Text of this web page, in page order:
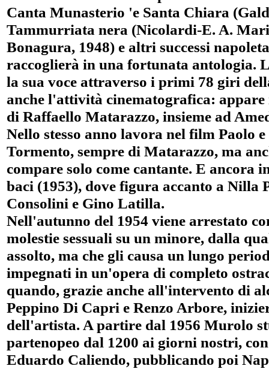
Canta Munasterio 'e Santa Chiara
Tammurriata nera (Nicolardi-E. A.
Bonagura, 1948) e altri successi
raccoglierà in una fortunata antologia.
la sua voce attraverso i primi 78 giri
anche l'attività cinematografica: appare
di Raffaello Matarazzo, insieme ad
Nello stesso anno lavora nel film Paolo
Tormento, sempre di Matarazzo, ma
compare solo come cantante. E ancora
baci (1953), dove figura accanto a Nilla
Consolini e Gino Latilla.
Nell'autunno del 1954 viene arrestato
molestie sessuali su un minore, dalla
assolto, ma che gli causa un lungo
impegnati in un'opera di completo
quando, grazie anche all'intervento di
Peppino Di Capri e Renzo Arbore,
dell'artista. A partire dal 1956 Murolo
partenopeo dal 1200 ai giorni nostri,
Eduardo Caliendo, pubblicando poi